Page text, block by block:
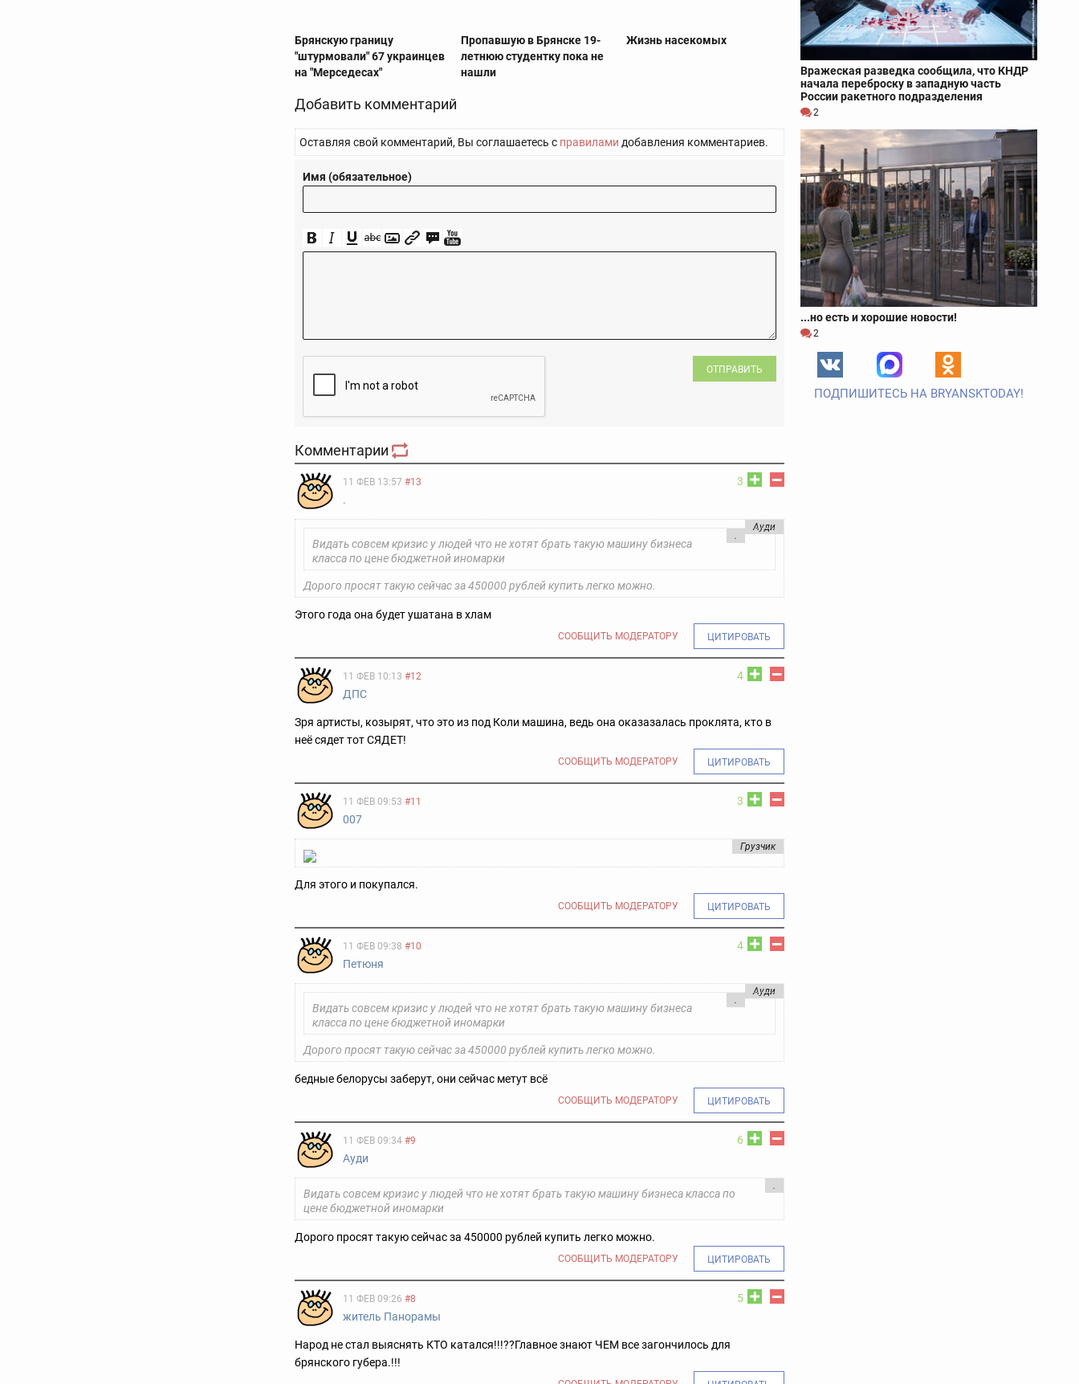
Брянскую границу
"штурмовали" 67 украинцев
на "Мерседесах"
Пропавшую в Брянске 19-
летнюю студентку пока не
нашли
Жизнь насекомых
Добавить комментарий
Оставляя свой комментарий, Вы соглашаетесь с правилами добавления комментариев.
Имя (обязательное)
ОТПРАВИТЬ
Комментарии
3
11 ФЕВ 13:57 #13
.
Ауди
.
Видать совсем кризис у людей что не хотят брать такую машину бизнеса
класса по цене бюджетной иномарки
Дорого просят такую сейчас за 450000 рублей купить легко можно.
Этого года она будет ушатана в хлам
СООБЩИТЬ МОДЕРАТОРУ ЦИТИРОВАТЬ
4
11 ФЕВ 10:13 #12
ДПС
Зря артисты, козырят, что это из под Коли машина, ведь она оказазалась проклята, кто в
неё сядет тот СЯДЕТ!
СООБЩИТЬ МОДЕРАТОРУ ЦИТИРОВАТЬ
3
11 ФЕВ 09:53 #11
007
Грузчик
Для этого и покупался.
СООБЩИТЬ МОДЕРАТОРУ ЦИТИРОВАТЬ
4
11 ФЕВ 09:38 #10
Петюня
Ауди
Видать совсем кризис у людей что не хотят брать такую машину бизнеса
класса по цене бюджетной иномарки
Дорого просят такую сейчас за 450000 рублей купить легко можно.
бедные белорусы заберут, они сейчас метут всё
СООБЩИТЬ МОДЕРАТОРУ ЦИТИРОВАТЬ
6
11 ФЕВ 09:34 #9
Ауди
Видать совсем кризис у людей что не хотят брать такую машину бизнеса класса по
цене бюджетной иномарки
Дорого просят такую сейчас за 450000 рублей купить легко можно.
СООБЩИТЬ МОДЕРАТОРУ ЦИТИРОВАТЬ
5
11 ФЕВ 09:26 #8
житель Панорамы
Народ не стал выяснять КТО катался!!!??Главное знают ЧЕМ все загончилось для
брянского губера.!!!
Вражеская разведка сообщила, что КНДР
начала переброску в западную часть
России ракетного подразделения
2
...но есть и хорошие новости!
2
ПОДПИШИТЕСЬ НА BRYANSKTODAY!